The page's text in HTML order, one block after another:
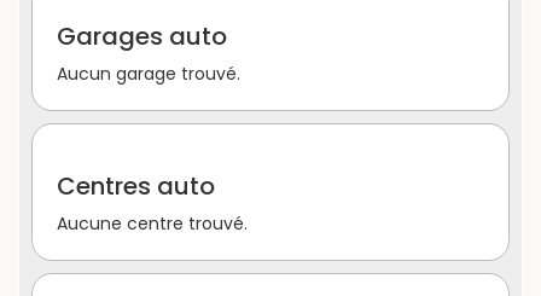
Garages auto
Aucun garage trouvé.
Centres auto
Aucune centre trouvé.